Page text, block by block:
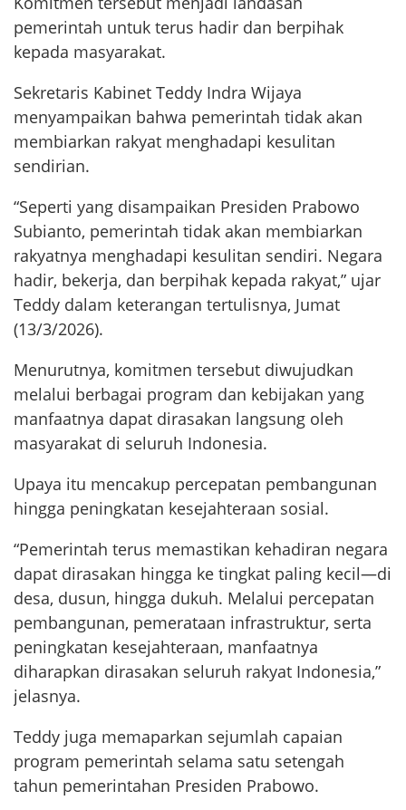
pemerintah untuk terus hadir dan berpihak
kepada masyarakat.
Sekretaris Kabinet Teddy Indra Wijaya
menyampaikan bahwa pemerintah tidak akan
membiarkan rakyat menghadapi kesulitan
sendirian.
“Seperti yang disampaikan Presiden Prabowo
Subianto, pemerintah tidak akan membiarkan
rakyatnya menghadapi kesulitan sendiri. Negara
hadir, bekerja, dan berpihak kepada rakyat,” ujar
Teddy dalam keterangan tertulisnya, Jumat
(13/3/2026).
Menurutnya, komitmen tersebut diwujudkan
melalui berbagai program dan kebijakan yang
manfaatnya dapat dirasakan langsung oleh
masyarakat di seluruh Indonesia.
Upaya itu mencakup percepatan pembangunan
hingga peningkatan kesejahteraan sosial.
“Pemerintah terus memastikan kehadiran negara
dapat dirasakan hingga ke tingkat paling kecil—di
desa, dusun, hingga dukuh. Melalui percepatan
pembangunan, pemerataan infrastruktur, serta
peningkatan kesejahteraan, manfaatnya
diharapkan dirasakan seluruh rakyat Indonesia,”
jelasnya.
Teddy juga memaparkan sejumlah capaian
program pemerintah selama satu setengah
tahun pemerintahan Presiden Prabowo.